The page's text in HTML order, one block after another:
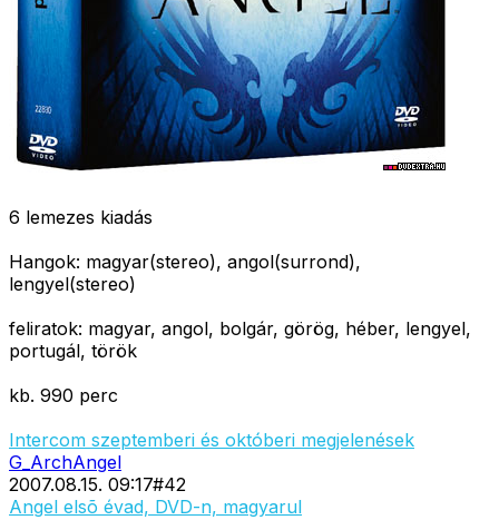
6 lemezes kiadás
Hangok: magyar(stereo), angol(surrond),
lengyel(stereo)
feliratok: magyar, angol, bolgár, görög, héber, lengyel,
portugál, török
kb. 990 perc
Intercom szeptemberi és októberi megjelenések
G_ArchAngel
2007.08.15. 09:17#42
Angel elsõ évad, DVD-n, magyarul